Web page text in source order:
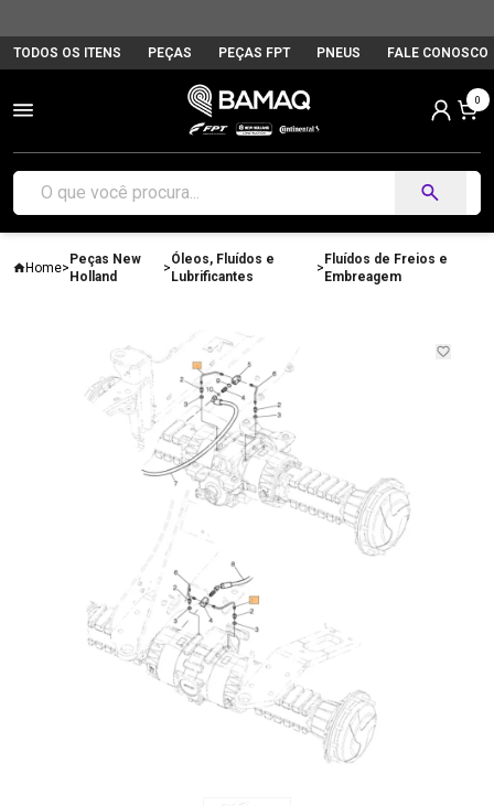
TODOS OS ITENS PEÇAS PEÇAS FPT PNEUS FALE CONOSCO
0
Home>
Peças New
Holland
>
Óleos, Fluídos e
Lubrificantes
>
Fluídos de Freios e
Embreagem